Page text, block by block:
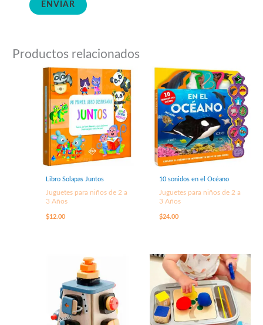
Productos relacionados
Libro Solapas Juntos
Juguetes para niños de 2 a
3 Años
$12.00
10 sonidos en el Océano
Juguetes para niños de 2 a
3 Años
$24.00